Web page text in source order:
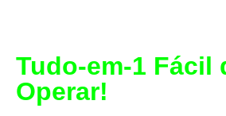
Tudo-em-1 Fácil
Operar!